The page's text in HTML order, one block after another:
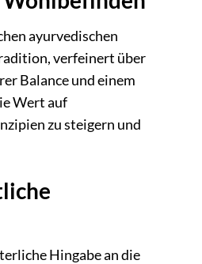
ayurvedischen
verfeinert über
Balance und einem
Wert auf
zu steigern und
Hingabe an die